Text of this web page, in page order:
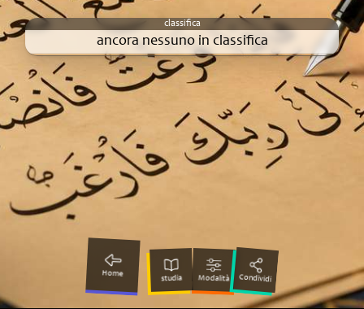
ancora nessuno in classifica
Home
studia Modalità Condividi